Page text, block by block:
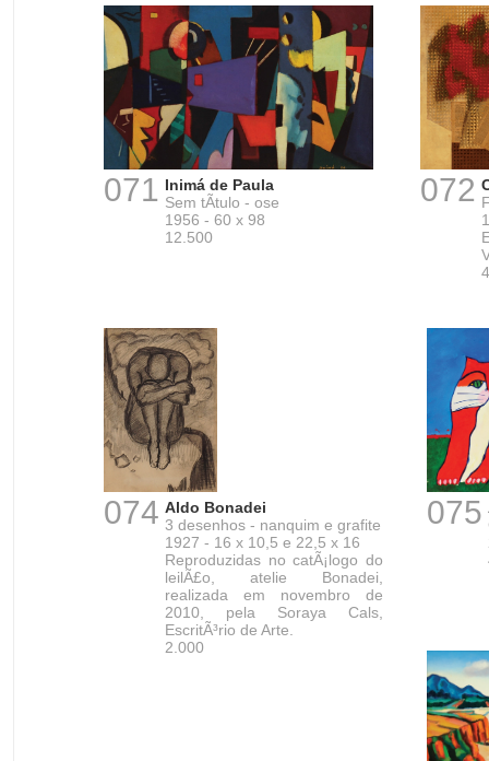
071 Inimá de Paula
Sem tÃ­tulo - ose
1956 - 60 x 98
12.500
072
074 Aldo Bonadei
3 desenhos - nanquim e grafite
1927 - 16 x 10,5 e 22,5 x 16
Reproduzidas no catÃ¡logo do
leilÃ£o, atelie Bonadei,
realizada em novembro de
2010, pela Soraya Cals,
EscritÃ³rio de Arte.
2.000
075